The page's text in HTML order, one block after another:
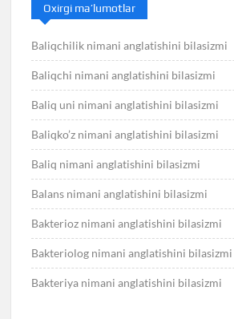
Oxirgi ma’lumotlar
Baliqchilik nimani anglatishini bilasizmi
Baliqchi nimani anglatishini bilasizmi
Baliq uni nimani anglatishini bilasizmi
Baliqko’z nimani anglatishini bilasizmi
Baliq nimani anglatishini bilasizmi
Balans nimani anglatishini bilasizmi
Bakterioz nimani anglatishini bilasizmi
Bakteriolog nimani anglatishini bilasizmi
Bakteriya nimani anglatishini bilasizmi